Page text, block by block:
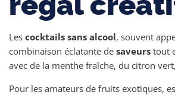
Les cocktails sans alcool, souvent
combinaison éclatante de saveurs tout
avec de la menthe fraîche, du citron
Pour les amateurs de fruits exotiques,